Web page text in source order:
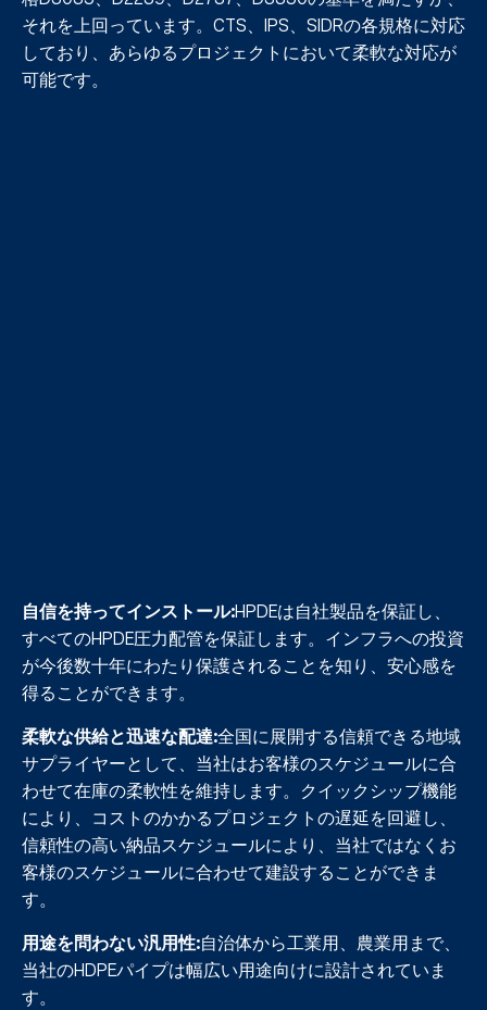
それを上回っています。CTS、IPS、SIDRの各規格に対応
しており、あらゆるプロジェクトにおいて柔軟な対応が
可能です。
自信を持ってインストール:HPDEは自社製品を保証し、
すべてのHPDE圧力配管を保証します。インフラへの投資
が今後数十年にわたり保護されることを知り、安心感を
得ることができます。
柔軟な供給と迅速な配達:全国に展開する信頼できる地域
サプライヤーとして、当社はお客様のスケジュールに合
わせて在庫の柔軟性を維持します。クイックシップ機能
により、コストのかかるプロジェクトの遅延を回避し、
信頼性の高い納品スケジュールにより、当社ではなくお
客様のスケジュールに合わせて建設することができま
す。
用途を問わない汎用性:自治体から工業用、農業用まで、
当社のHDPEパイプは幅広い用途向けに設計されていま
す。